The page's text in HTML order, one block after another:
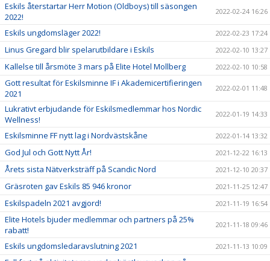
Eskils återstartar Herr Motion (Oldboys) till säsongen
2022!
2022-02-24 16:26
Eskils ungdomsläger 2022! 2022-02-23 17:24
Linus Gregard blir spelarutbildare i Eskils 2022-02-10 13:27
Kallelse till årsmöte 3 mars på Elite Hotel Mollberg 2022-02-10 10:58
Gott resultat för Eskilsminne IF i Akademicertifieringen
2021
2022-02-01 11:48
Lukrativt erbjudande för Eskilsmedlemmar hos Nordic
Wellness!
2022-01-19 14:33
Eskilsminne FF nytt lag i Nordvästskåne 2022-01-14 13:32
God Jul och Gott Nytt År! 2021-12-22 16:13
Årets sista Nätverksträff på Scandic Nord 2021-12-10 20:37
Gräsroten gav Eskils 85 946 kronor 2021-11-25 12:47
Eskilspadeln 2021 avgjord! 2021-11-19 16:54
Elite Hotels bjuder medlemmar och partners på 25%
rabatt!
2021-11-18 09:46
Eskils ungdomsledaravslutning 2021 2021-11-13 10:09